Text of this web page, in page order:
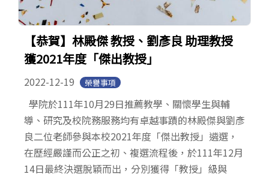
【恭賀】林殿傑 教授、劉彥良 助理教授
獲2021年度「傑出教授」
2022-12-19 榮譽事項
學院於111年10月29日推薦教學、關懷學生與輔
導、研究及校院務服務均有卓越事蹟的林殿傑與劉彥
良二位老師參與本校2021年度「傑出教授」遴選，
在歷經嚴謹而公正之初、複選流程後，於111年12月
14日最終決選脫穎而出，分別獲得「教授」級與